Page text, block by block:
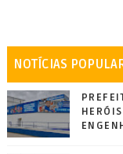
NOTÍCIAS